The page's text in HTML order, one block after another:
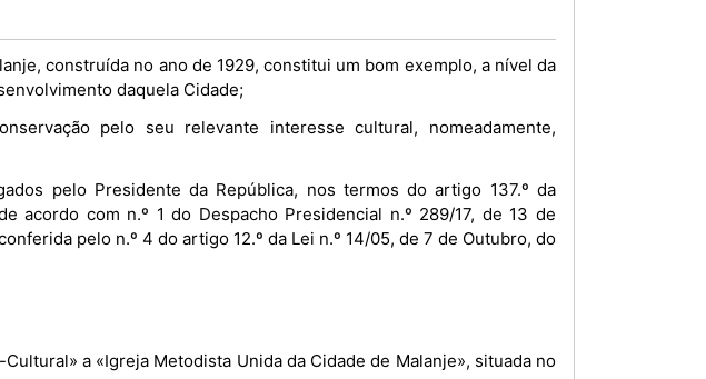
construída no ano de 1929, constitui um bom exemplo, a nível da
daquela Cidade;
pelo seu relevante interesse cultural, nomeadamente,
pelo Presidente da República, nos termos do artigo 137.º da
acordo com n.º 1 do Despacho Presidencial n.º 289/17, de 13 de
pelo n.º 4 do artigo 12.º da Lei n.º 14/05, de 7 de Outubro, do
a «Igreja Metodista Unida da Cidade de Malanje», situada no